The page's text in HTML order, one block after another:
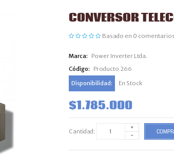
CONVERSOR
Basado en 0
Marca:
Power Inverter Ltda.
Código:
Producto 266
Disponibilidad:
En Stock
$1.785.000
Cantidad: